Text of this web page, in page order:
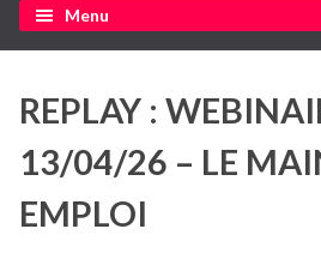
Menu
REPLAY :
13/04/26 – LE
EMPLOI